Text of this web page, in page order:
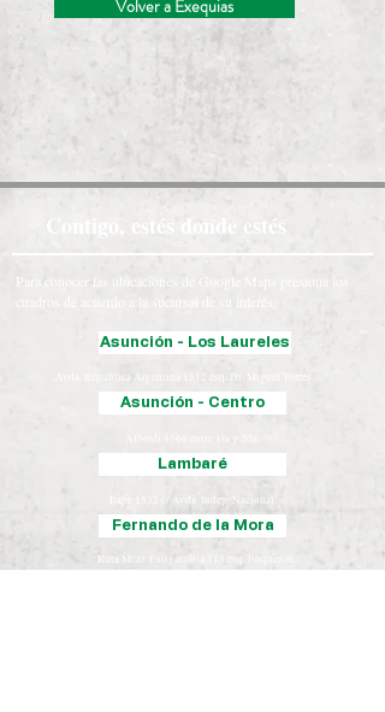
Volver a Exequias
Contigo, estés donde estés
Para conocer las ubicaciones de Google Maps presiona los
cuadros de acuerdo a la sucursal de su interés:
Asunción - Los Laureles
Avda. República Argentina 1512 esq. Dr. Miguel Torres.
Asunción - Centro
Lambaré
Itape 1532 c/ Avda. Indep. Nacional.
Fernando de la Mora
Ruta Mcal. Estigarribia 115 esq. Boquerón.